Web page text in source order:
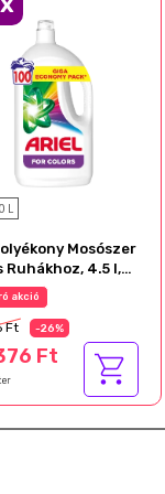
L
Mosószer
Ruhákhoz, 4.5 l,
akció
Ft -26%
Ft